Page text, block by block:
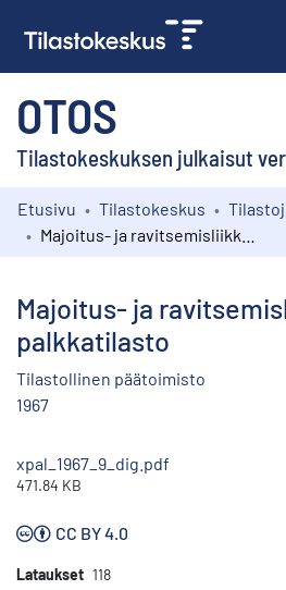
OTOS
Tilastokeskuksen julkaisut
Kokoelmat
Etusivu Tilastokeskus
Majoitus- ja
palkkatilasto
Tilastollinen päätoimisto
1967
xpal_1967_9_dig.pdf
471.84 KB
CC BY 4.0
Lataukset 118